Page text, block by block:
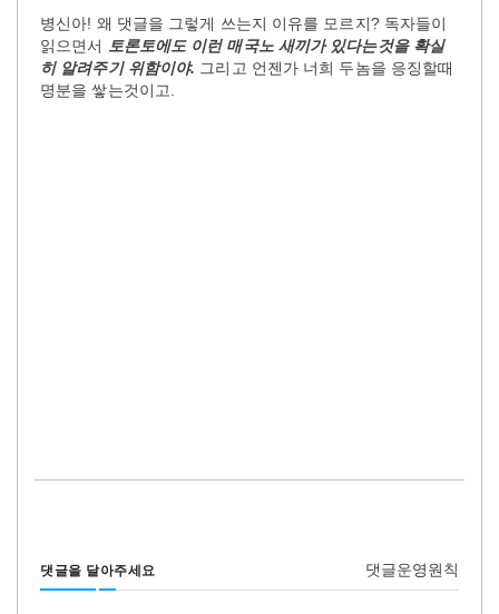
병신아! 왜 댓글을 그렇게 쓰는지 이유를 모르지? 독자들이
읽으면서
토론토에도 이런 매국노 새끼가 있다는것을 확실
히 알려주기 위함이야. 그리고 언젠가 너희 두놈을 응징할때
명분을 쌓는것이고.
댓글을 달아주세요 댓글운영원칙